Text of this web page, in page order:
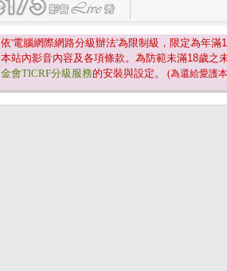
依'電腦網際網路分級辦法'為限制級，限定為年滿
本站內影音內容及各項條款。為防範未滿18歲之
金會TICRF分級服務的安裝與設定。 (為還給愛護